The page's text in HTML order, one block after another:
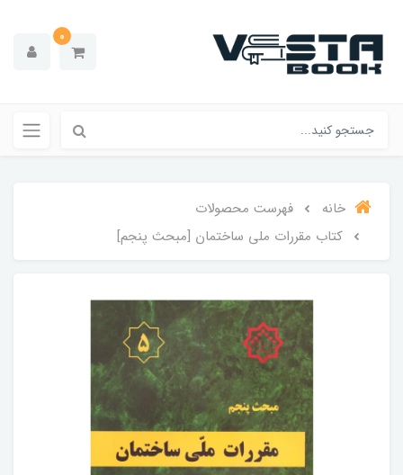
0
خانه
فهرست محصولات
کتاب مقررات ملی ساختمان [مبحث پنجم]